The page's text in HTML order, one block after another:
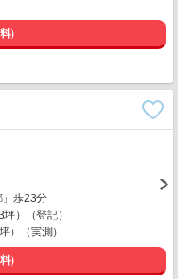
)
」歩23分
）（登記）
）（実測）
)